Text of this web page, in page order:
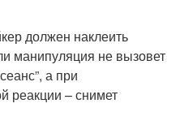
должен наклеить
манипуляция не вызовет
а при
реакции – снимет